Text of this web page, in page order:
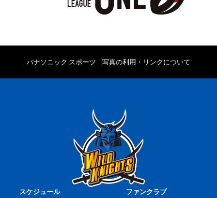
パナソニック スポーツ 写真の利用・リンクについて
スケジュール ファンクラブ